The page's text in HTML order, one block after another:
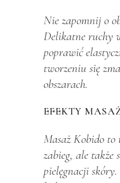
Nie zapomnij o
Delikatne ruchy
poprawić
tworzeniu się
obszarach.
EFEKTY
Masaż Kobido
zabieg, ale także
pielęgnacji